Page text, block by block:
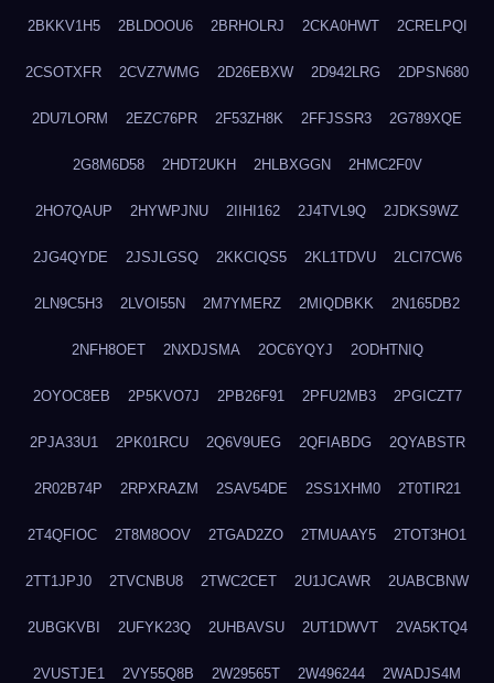
2BKKV1H5 2BLDOOU6 2BRHOLRJ 2CKA0HWT 2CRELPQI
2CSOTXFR 2CVZ7WMG 2D26EBXW 2D942LRG 2DPSN680
2DU7LORM 2EZC76PR 2F53ZH8K 2FFJSSR3 2G789XQE
2G8M6D58 2HDT2UKH 2HLBXGGN 2HMC2F0V
2HO7QAUP 2HYWPJNU 2IIHI162 2J4TVL9Q 2JDKS9WZ
2JG4QYDE 2JSJLGSQ 2KKCIQS5 2KL1TDVU 2LCI7CW6
2LN9C5H3 2LVOI55N 2M7YMERZ 2MIQDBKK 2N165DB2
2NFH8OET 2NXDJSMA 2OC6YQYJ 2ODHTNIQ
2OYOC8EB 2P5KVO7J 2PB26F91 2PFU2MB3 2PGICZT7
2PJA33U1 2PK01RCU 2Q6V9UEG 2QFIABDG 2QYABSTR
2R02B74P 2RPXRAZM 2SAV54DE 2SS1XHM0 2T0TIR21
2T4QFIOC 2T8M8OOV 2TGAD2ZO 2TMUAAY5 2TOT3HO1
2TT1JPJ0 2TVCNBU8 2TWC2CET 2U1JCAWR 2UABCBNW
2UBGKVBI 2UFYK23Q 2UHBAVSU 2UT1DWVT 2VA5KTQ4
2VUSTJE1 2VY55Q8B 2W29565T 2W496244 2WADJS4M